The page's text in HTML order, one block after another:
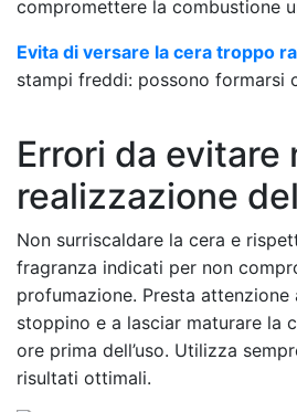
compromettere la combustione
Evita di versare la cera troppo
stampi freddi: possono formarsi
Errori da evitare
realizzazione
Non surriscaldare la cera e
fragranza indicati per non
profumazione. Presta attenzione
stoppino e a lasciar maturare la
ore prima dell’uso. Utilizza
risultati ottimali.